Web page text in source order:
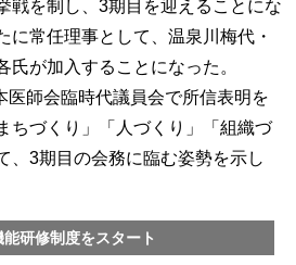
戦を制し、3期目を迎えることにな
に常任理事として、温泉川梅代・
氏が加入することになった。
師会臨時代議員会で所信表明を
ちづくり」「人づくり」「組織づ
、3期目の会務に臨む姿勢を示し
研修制度をスタート